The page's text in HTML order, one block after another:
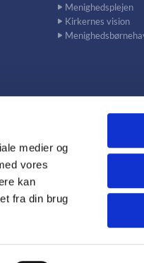
medier og
vores
kan
fra din brug
Menighedsplejen
Kirkernes vision
S